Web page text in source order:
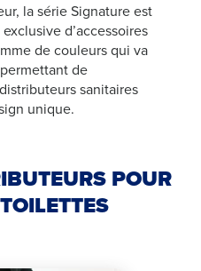
la série Signature est
d’accessoires
de couleurs qui va
de
sanitaires
unique.
POUR